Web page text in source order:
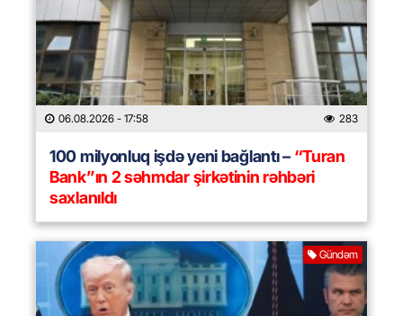
06.08.2026 - 17:58 283
100 milyonluq işdə yeni bağlantı –“Turan
Bank”ın 2 səhmdar şirkətinin rəhbəri
saxlanıldı
Gündəm